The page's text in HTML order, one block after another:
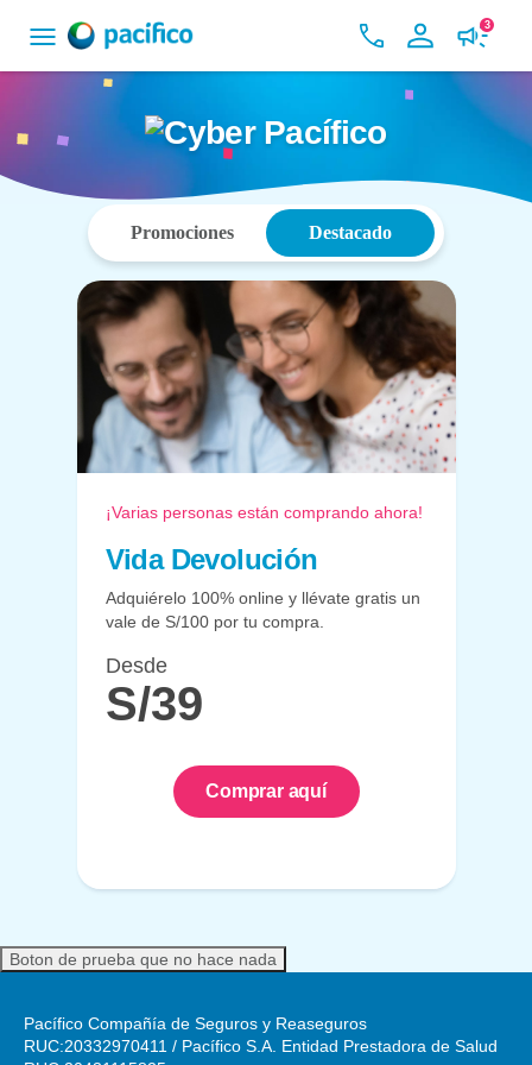
3
Promociones Destacado
¡Varias personas están comprando ahora!
Vida Devolución
Adquiérelo 100% online y llévate gratis un
vale de S/100 por tu compra.
Desde
S/39
Comprar aquí
Boton de prueba que no hace nada
Pacífico Compañía de Seguros y Reaseguros
RUC:20332970411 / Pacífico S.A. Entidad Prestadora de Salud